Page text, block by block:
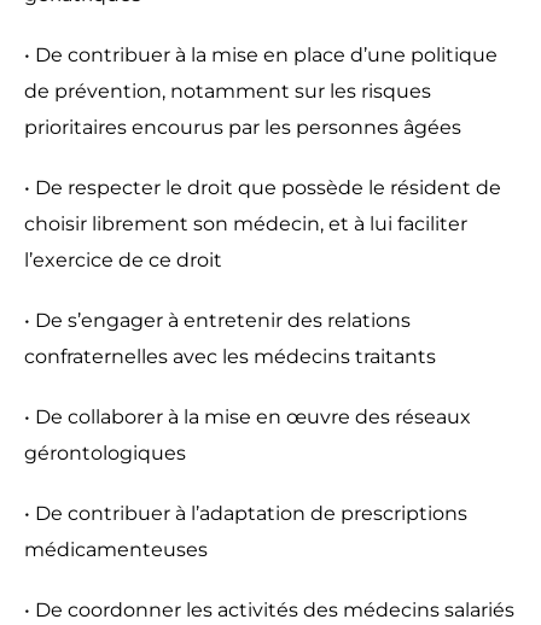
• De contribuer à la mise en place d’une politique
de prévention, notamment sur les risques
prioritaires encourus par les personnes âgées
• De respecter le droit que possède le résident de
choisir librement son médecin, et à lui faciliter
l’exercice de ce droit
• De s’engager à entretenir des relations
confraternelles avec les médecins traitants
• De collaborer à la mise en œuvre des réseaux
gérontologiques
• De contribuer à l’adaptation de prescriptions
médicamenteuses
• De coordonner les activités des médecins salariés